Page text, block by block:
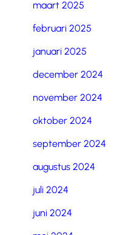
maart 2025
februari 2025
januari 2025
december 2024
november 2024
oktober 2024
september 2024
augustus 2024
juli 2024
juni 2024